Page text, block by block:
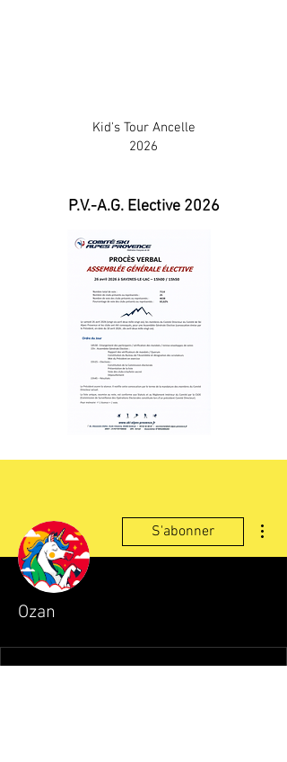
Kid's Tour Ancelle
2026
P.V.-A.G. Elective 2026
S'abonner
Ozan